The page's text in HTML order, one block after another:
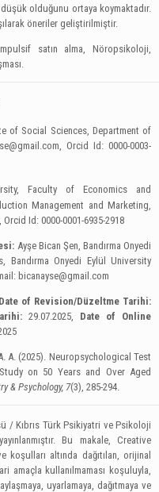
olduğunu ortaya koymaktadır.
öneriler geliştirilmiştir.
satın alma, Nöropsikoloji,
of Social Sciences, Department of
, Orcid Id: 0000-0003-
Faculty of Economics and
Management and Marketing,
, Orcid Id: 0000-0001-6935-2918
Ayşe Bican Şen, Bandırma Onyedi
Onyedi Eylül University
bicanayse@gmail.com
Date of Revision/Düzeltme Tarihi:
29.07.2025, Date of Online
A. (2025). Neuropsychological Test
on 50 Years and Over Aged
& Psychology, 7(3), 285-294.
/ Kıbrıs Türk Psikiyatri ve Psikoloji
Bu makale, Creative
koşulları altında dağıtılan, orijinal
amaçla kullanılmaması koşuluyla,
uyarlamaya, dağıtmaya ve